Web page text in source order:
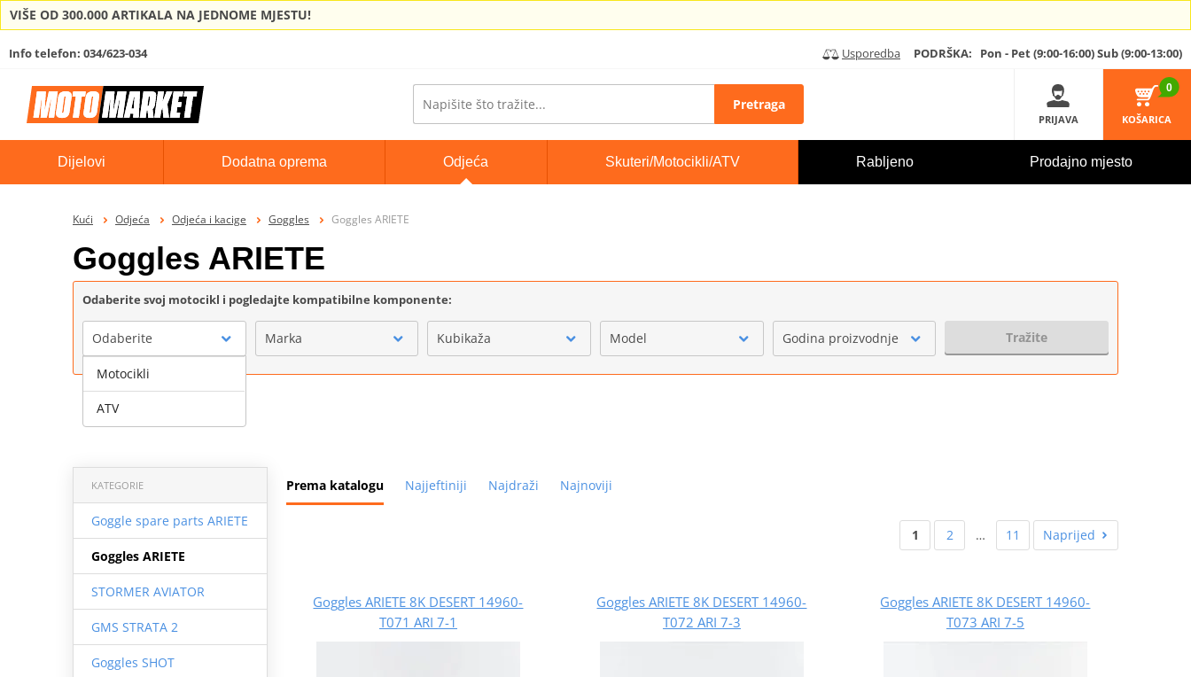
VIŠE OD 300.000 ARTIKALA NA JEDNOME MJESTU!
Info telefon: 034/623-034 Usporedba PODRŠKA: Pon - Pet (9:00-16:00)Sub (9:00-13:00)
Pretraga
PRIJAVA
0
KOŠARICA
Dijelovi Dodatna oprema Odjeća Skuteri/Motocikli/ATV Rabljeno Prodajno mjesto
Kući Odjeća Odjeća i kacige Goggles Goggles ARIETE
Goggles ARIETE
Odaberite svoj motocikl i pogledajte kompatibilne komponente:
Odaberite Marka Kubikaža Model Godina proizvodnje Tražite
Prema katalogu Najjeftiniji Najdraži Najnoviji
KATEGORIE
Goggle spare parts ARIETE
Goggles ARIETE
STORMER AVIATOR
GMS STRATA 2
Goggles SHOT
1 2 … 11 Naprijed
Goggles ARIETE 8K DESERT 14960-
T071 ARI 7-1
Goggles ARIETE 8K DESERT 14960-
T072 ARI 7-3
Goggles ARIETE 8K DESERT 14960-
T073 ARI 7-5
Motocikli
ATV